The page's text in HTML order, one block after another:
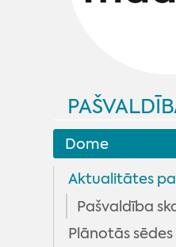
Dome
Aktualitātes
Pašvaldība
Plānotās sēdes